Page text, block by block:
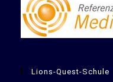
Lions-Quest-Schule